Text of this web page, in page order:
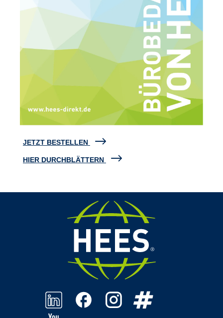
JETZT BESTELLEN
HIER DURCHBLÄTTERN